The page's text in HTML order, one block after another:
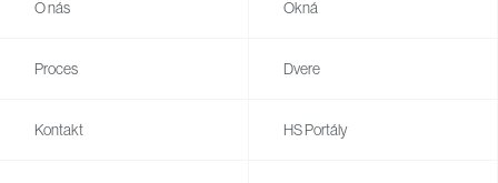
O nás
Proces
Kontakt
Okná
Dvere
HS Portály